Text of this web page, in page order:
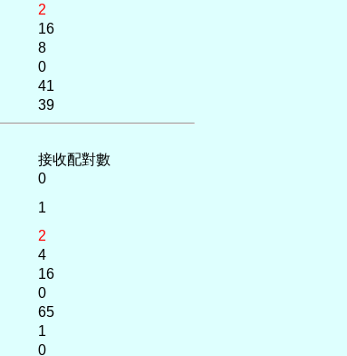
2
16
8
0
41
39
接收配對數
0
1
2
4
16
0
65
1
0